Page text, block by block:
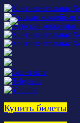
Купить билеты